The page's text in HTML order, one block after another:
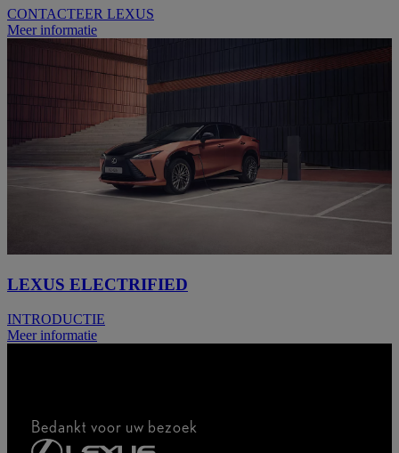
CONTACTEER LEXUS
Meer informatie
LEXUS ELECTRIFIED
INTRODUCTIE
Meer informatie
Bedankt voor uw bezoek